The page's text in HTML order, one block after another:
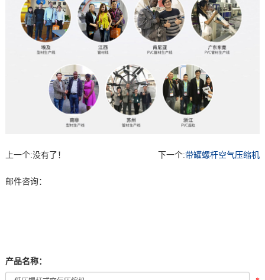
上一个:没有了！ 下一个:带罐螺杆空气压缩机
邮件咨询：
产品名称：